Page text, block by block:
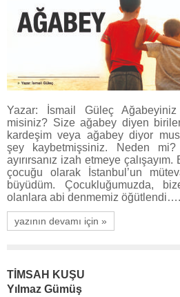
Yazar: İsmail Güleç
misiniz? Size ağabey diyen
kardeşim veya ağabey diyor
şey kaybetmişsiniz. Neden mi?
ayırırsanız izah etmeye
çocuğu olarak İstanbul’un
büyüdüm. Çocukluğumuzda,
olanlara abi denmemiz öğütlendi….
yazının devamı için »
TİMSAH KUŞU
Yılmaz Gümüş